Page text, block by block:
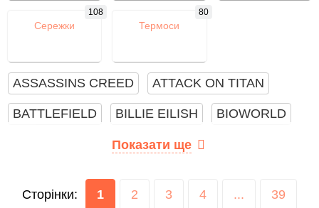
Сережки
108
Термоси
80
ASSASSINS CREED ATTACK ON TITAN
BATTLEFIELD BILLIE EILISH BIOWORLD
BLEACH BTS
DIABLO 3 DOCTOR WHO
Показати ще
Сторінки: 1 2 3 4 ... 39